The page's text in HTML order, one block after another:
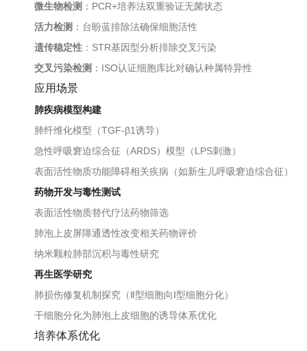
微生物检测 ：PCR+培养法双重验证无菌状态
活力检测 ：台盼蓝排除法确保细胞活性
遗传稳定性 ：STR基因型分析排除交叉污染
交叉污染检测 ：ISO认证细胞库比对确认种属特异性
应用场景
肺疾病模型构建
肺纤维化模型（TGF-β1诱导）
急性呼吸窘迫综合征（ARDS）模型（LPS刺激）
表面活性物质功能障碍相关疾病（如新生儿呼吸窘迫综合征）
药物开发与毒性测试
表面活性物质替代疗法药物筛选
肺泡上皮屏障通透性改变相关药物评价
纳米颗粒肺部沉积与毒性研究
再生医学研究
肺损伤修复机制探究（Ⅱ型细胞向Ⅰ型细胞分化）
干细胞分化为肺泡上皮细胞的诱导体系优化
培养体系优化